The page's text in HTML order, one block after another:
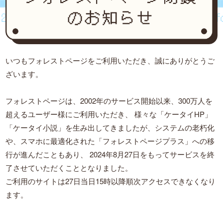
forestpage forever...2002~2024
いつもフォレストページをご利用いただき、誠にありがとうご
ざいます。
フォレストページは、2002年のサービス開始以来、300万人を
超えるユーザー様にご利用いただき、
様々な「ケータイHP」
「ケータイ小説」を生み出してきましたが、システムの老朽化
や、スマホに最適化された「フォレストページプラス」への移
行が進んだこともあり、
2024年8月27日をもってサービスを終
了させていただくこととなりました。
ご利用のサイトは27日当日15時以降順次アクセスできなくなり
ます。